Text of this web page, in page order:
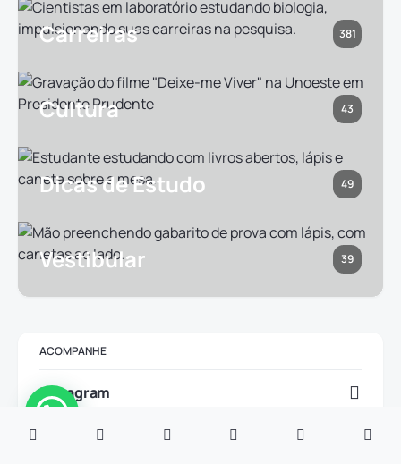
Carreiras 381
Cultura 43
Dicas de Estudo 49
Vestibular 39
ACOMPANHE
Instagram
YouTube